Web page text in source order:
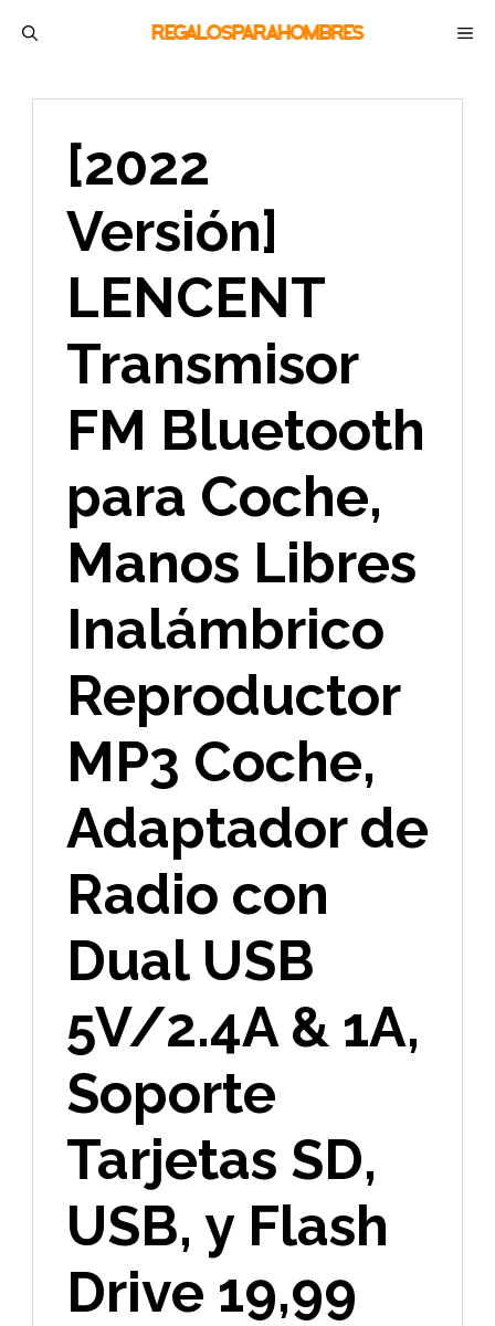
[2022
Versión]
LENCENT
Transmisor
FM Bluetooth
para Coche,
Manos Libres
Inalámbrico
Reproductor
MP3 Coche,
Adaptador de
Radio con
Dual USB
5V/2.4A & 1A,
Soporte
Tarjetas SD,
USB, y Flash
Drive 19,99